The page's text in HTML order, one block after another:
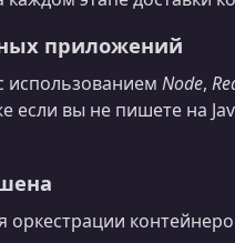
приложений
использованием Node,
если вы не пишете на